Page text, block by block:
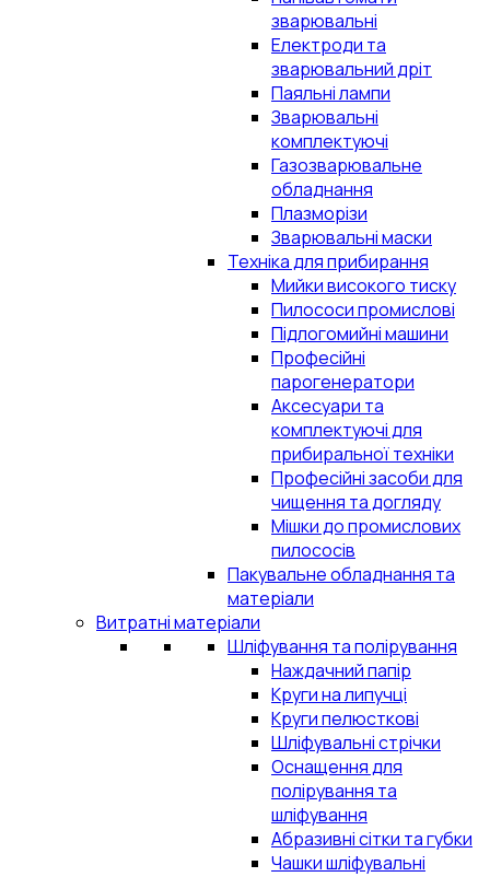
зварювальні
Електроди та
зварювальний дріт
Паяльні лампи
Зварювальні
комплектуючі
Газозварювальне
обладнання
Плазморізи
Зварювальні маски
Техніка для прибирання
Мийки високого тиску
Пилососи промислові
Підлогомийні машини
Професійні
парогенератори
Аксесуари та
комплектуючі для
прибиральної техніки
Професійні засоби для
чищення та догляду
Мішки до промислових
пилососів
Пакувальне обладнання та
матеріали
Витратні матеріали
Шліфування та полірування
Наждачний папір
Круги на липучці
Круги пелюсткові
Шліфувальні стрічки
Оснащення для
полірування та
шліфування
Абразивні сітки та губки
Чашки шліфувальні